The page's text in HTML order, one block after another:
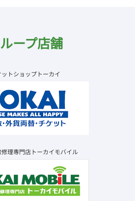
ープ店舗
ットショップトーカイ
修理専門店トーカイモバイル